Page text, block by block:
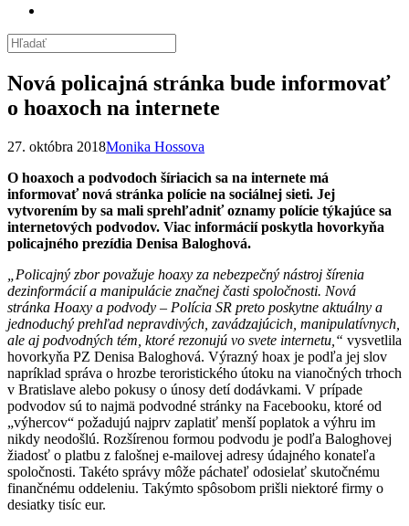
Nová policajná stránka bude informovať
o hoaxoch na internete
27. októbra 2018Monika Hossova
O hoaxoch a podvodoch šíriacich sa na internete má
informovať nová stránka polície na sociálnej sieti. Jej
vytvorením by sa mali sprehľadniť oznamy polície týkajúce sa
internetových podvodov. Viac informácií poskytla hovorkyňa
policajného prezídia Denisa Baloghová.
„Policajný zbor považuje hoaxy za nebezpečný nástroj šírenia
dezinformácií a manipulácie značnej časti spoločnosti. Nová
stránka Hoaxy a podvody – Polícia SR preto poskytne aktuálny a
jednoduchý prehľad nepravdivých, zavádzajúcich, manipulatívnych,
ale aj podvodných tém, ktoré rezonujú vo svete internetu,“ vysvetlila
hovorkyňa PZ Denisa Baloghová. Výrazný hoax je podľa jej slov
napríklad správa o hrozbe teroristického útoku na vianočných trhoch
v Bratislave alebo pokusy o únosy detí dodávkami. V prípade
podvodov sú to najmä podvodné stránky na Facebooku, ktoré od
„výhercov“ požadujú najprv zaplatiť menší poplatok a výhru im
nikdy neodošlú. Rozšírenou formou podvodu je podľa Baloghovej
žiadosť o platbu z falošnej e-mailovej adresy údajného konateľa
spoločnosti. Takéto správy môže páchateľ odosielať skutočnému
finančnému oddeleniu. Takýmto spôsobom prišli niektoré firmy o
desiatky tisíc eur.